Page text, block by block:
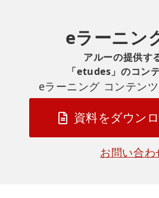
eラーニン
アルーの提供す
「etudes」のコン
eラーニング コンテン
資料をダウン
お問い合わ